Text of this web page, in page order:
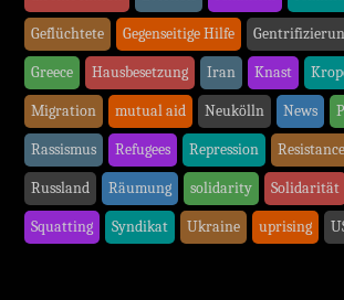
Geflüchtete Gegenseitige Hilfe
Greece Hausbesetzung Iran Knast
Migration mutual aid Neukölln News
Rassismus Refugees Repression Resistance
Russland Räumung solidarity Solidarität
Squatting Syndikat Ukraine uprising